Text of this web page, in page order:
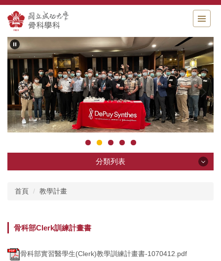
跳
到
主
要
內
容
區
分類列表
次專科介紹
成員介紹
首頁 教學計畫
骨科部Clerk訓練計畫書
骨科部實習醫學生(Clerk)教學訓練計畫書-1070412.pdf